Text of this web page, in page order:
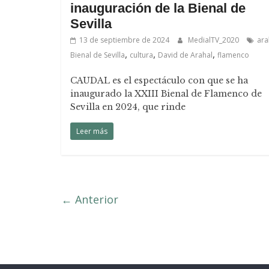
inauguración de la Bienal de
Sevilla
13 de septiembre de 2024 MedialTV_2020
Bienal de Sevilla, cultura, David de Arahal, flamenco
CAUDAL es el espectáculo con que se ha
inaugurado la XXIII Bienal de Flamenco de
Sevilla en 2024, que rinde
Leer más
← Anterior